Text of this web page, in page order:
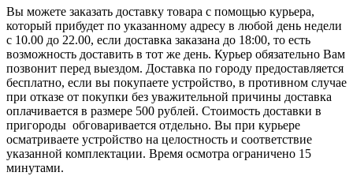
Вы можете заказать доставку товара с помощью курьера,
который прибудет по указанному адресу в любой день недели
с 10.00 до 22.00, если доставка заказана до 18:00, то есть
возможность доставить в тот же день. Курьер обязательно Вам
позвонит перед выездом. Доставка по городу предоставляется
бесплатно, если вы покупаете устройство, в противном случае
при отказе от покупки без уважительной причины доставка
оплачивается в размере 500 рублей. Стоимость доставки в
пригороды обговаривается отдельно. Вы при курьере
осматриваете устройство на целостность и соответствие
указанной комплектации. Время осмотра ограничено 15
минутами.